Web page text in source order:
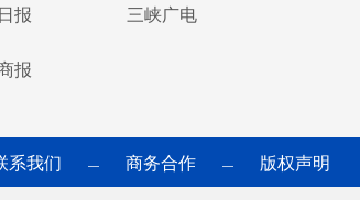
报 三峡广电
报
系我们 — 商务合作 — 版权声明